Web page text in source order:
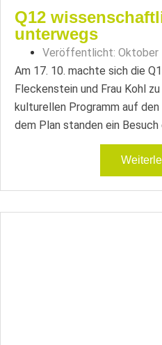
Q12
unterwegs
Veröffentlicht: Oktober
Am 17. 10. machte sich die
Fleckenstein und Frau Kohl
kulturellen Programm auf den
dem Plan standen ein Besuch